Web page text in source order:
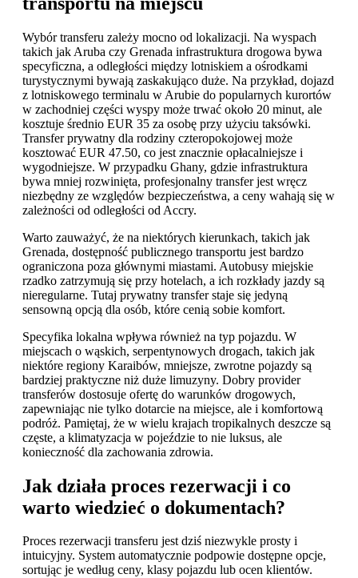
Wybór transferu zależy mocno od lokalizacji. Na wyspach
takich jak Aruba czy Grenada infrastruktura drogowa bywa
specyficzna, a odległości między lotniskiem a ośrodkami
turystycznymi bywają zaskakująco duże. Na przykład, dojazd
z lotniskowego terminalu w Arubie do popularnych kurortów
w zachodniej części wyspy może trwać około 20 minut, ale
kosztuje średnio EUR 35 za osobę przy użyciu taksówki.
Transfer prywatny dla rodziny czteropokojowej może
kosztować EUR 47.50, co jest znacznie opłacalniejsze i
wygodniejsze. W przypadku Ghany, gdzie infrastruktura
bywa mniej rozwinięta, profesjonalny transfer jest wręcz
niezbędny ze względów bezpieczeństwa, a ceny wahają się w
zależności od odległości od Accry.
Warto zauważyć, że na niektórych kierunkach, takich jak
Grenada, dostępność publicznego transportu jest bardzo
ograniczona poza głównymi miastami. Autobusy miejskie
rzadko zatrzymują się przy hotelach, a ich rozkłady jazdy są
nieregularne. Tutaj prywatny transfer staje się jedyną
sensowną opcją dla osób, które cenią sobie komfort.
Specyfika lokalna wpływa również na typ pojazdu. W
miejscach o wąskich, serpentynowych drogach, takich jak
niektóre regiony Karaibów, mniejsze, zwrotne pojazdy są
bardziej praktyczne niż duże limuzyny. Dobry provider
transferów dostosuje ofertę do warunków drogowych,
zapewniając nie tylko dotarcie na miejsce, ale i komfortową
podróż. Pamiętaj, że w wielu krajach tropikalnych deszcze są
częste, a klimatyzacja w pojeździe to nie luksus, ale
konieczność dla zachowania zdrowia.
Jak działa proces rezerwacji i co
warto wiedzieć o dokumentach?
Proces rezerwacji transferu jest dziś niezwykle prosty i
intuicyjny. System automatycznie podpowie dostępne opcje,
sortując je według ceny, klasy pojazdu lub ocen klientów.